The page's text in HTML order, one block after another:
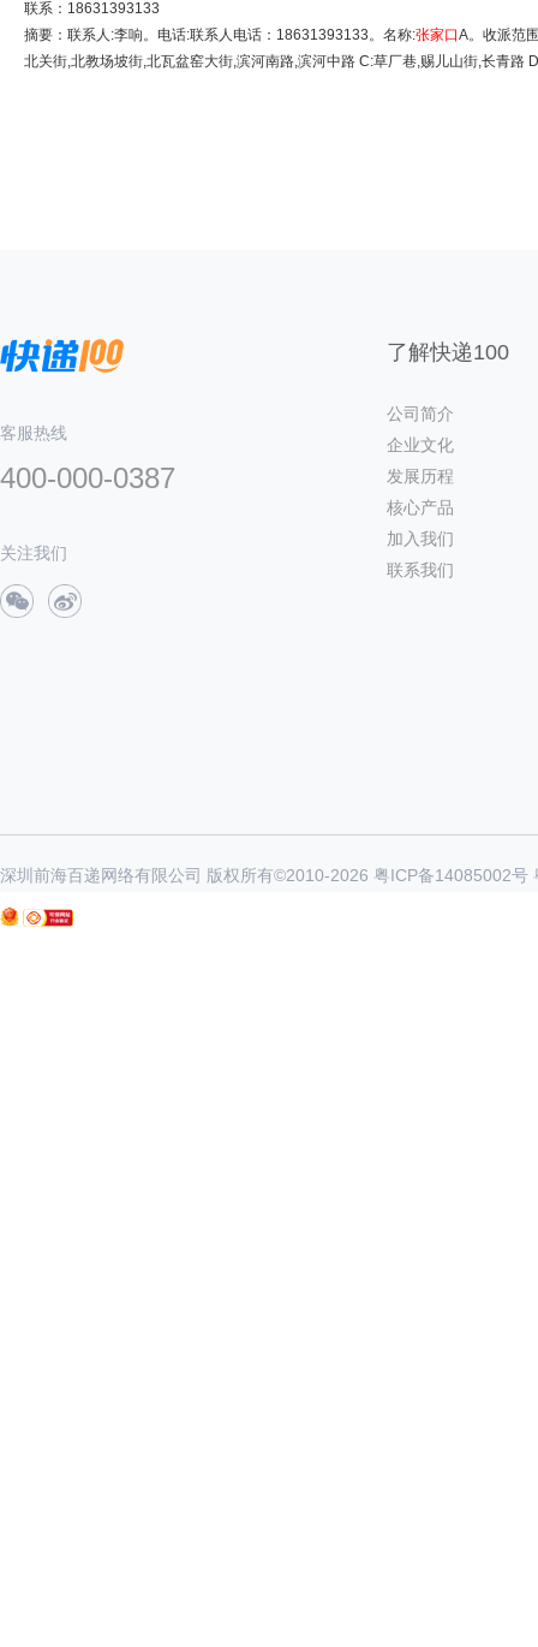
联系：18631393133
摘要：联系人:李响。电话:联系人电话：18631393133。名称:张家口A。收派范
北关街,北教场坡街,北瓦盆窑大街,滨河南路,滨河中路 C:草厂巷,赐儿山街,长青路
客服热线
400-000-0387
关注我们
了解快递100
公司简介
企业文化
发展历程
核心产品
加入我们
联系我们
深圳前海百递网络有限公司 版权所有©2010-2026 粤ICP备14085002号